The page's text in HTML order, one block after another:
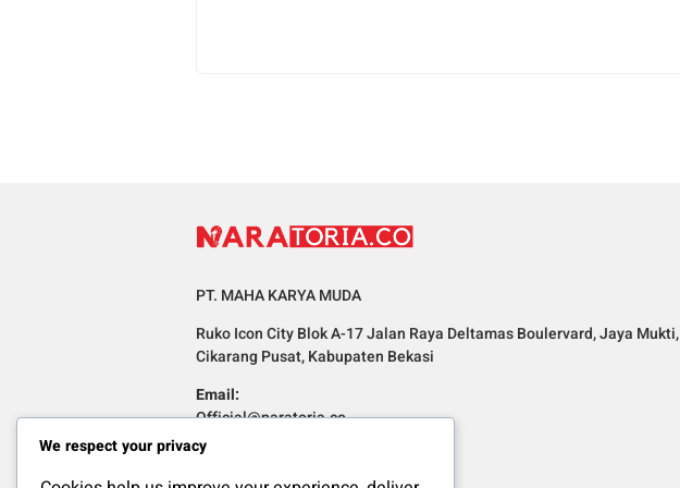
PT. MAHA KARYA MUDA
Ruko Icon City Blok A-17 Jalan Raya Deltamas Boulervard, Jaya Mukti,
Cikarang Pusat, Kabupaten Bekasi
Email:
Official@naratoria.co
We respect your privacy